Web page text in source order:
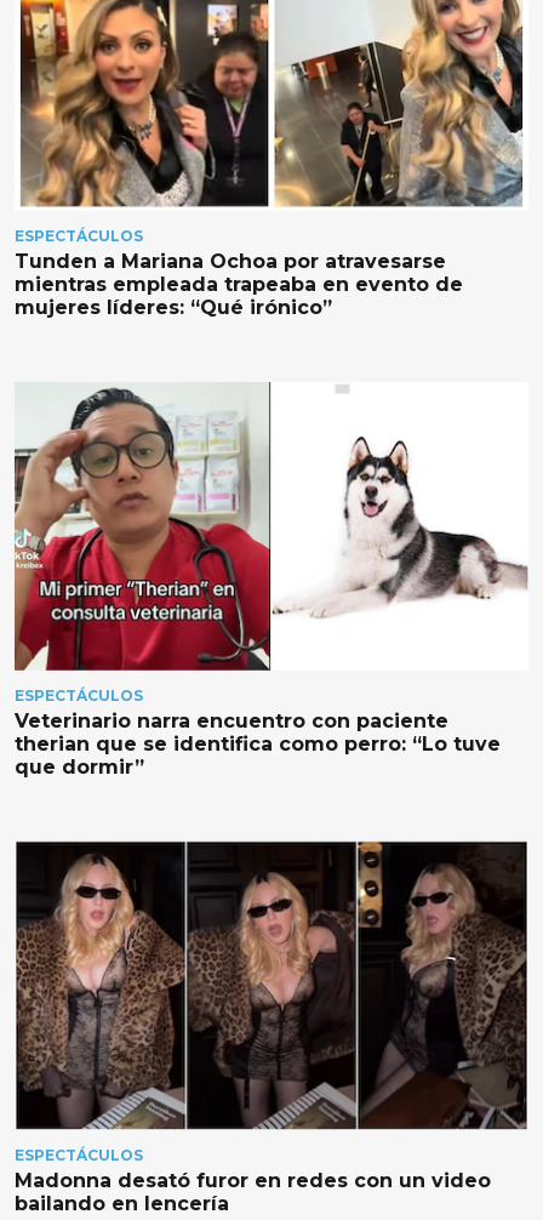
ESPECTÁCULOS
Tunden a Mariana Ochoa por atravesarse
mientras empleada trapeaba en evento de
mujeres líderes: “Qué irónico”
ESPECTÁCULOS
Veterinario narra encuentro con paciente
therian que se identifica como perro: “Lo tuve
que dormir”
ESPECTÁCULOS
Madonna desató furor en redes con un video
bailando en lencería